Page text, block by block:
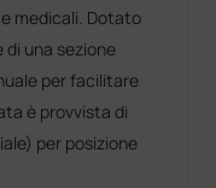
medicali. Dotato
una sezione
per facilitare
è provvista di
per posizione